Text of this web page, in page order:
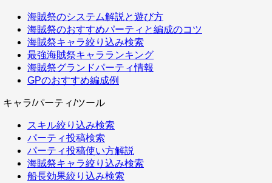
海賊祭のシステム解説と遊び方
海賊祭のおすすめパーティと編成のコツ
海賊祭キャラ絞り込み検索
最強海賊祭キャラランキング
海賊祭グランドパーティ情報
GPのおすすめ編成例
キャラ/パーティ/ツール
スキル絞り込み検索
パーティ投稿検索
パーティ投稿使い方解説
海賊祭キャラ絞り込み検索
船長効果絞り込み検索